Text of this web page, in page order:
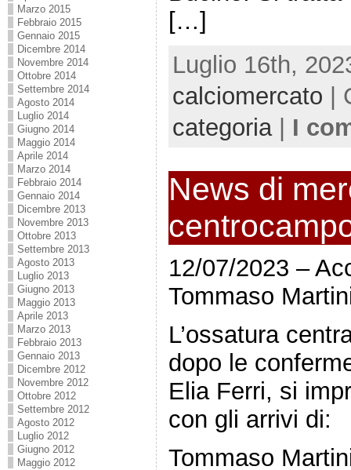
Marzo 2015
Febbraio 2015
Gennaio 2015
Dicembre 2014
Novembre 2014
Ottobre 2014
Settembre 2014
Agosto 2014
Luglio 2014
Giugno 2014
Maggio 2014
Aprile 2014
Marzo 2014
Febbraio 2014
Gennaio 2014
Dicembre 2013
Novembre 2013
Ottobre 2013
Settembre 2013
Agosto 2013
Luglio 2013
Giugno 2013
Maggio 2013
Aprile 2013
Marzo 2013
Febbraio 2013
Gennaio 2013
Dicembre 2012
Novembre 2012
Ottobre 2012
Settembre 2012
Agosto 2012
Luglio 2012
Giugno 2012
Maggio 2012
[…]
Luglio 16th,
calciomercato |
categoria| I
News di
12/07/2023 –
Tommaso
L’ossatura
dopo le
Elia Ferri, si
con gli arrivi di:
Tommaso